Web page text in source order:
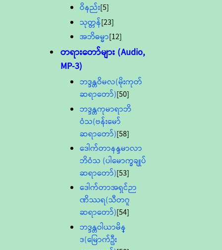
ဝိနည်း[5]
သုတ္တန်[23]
အဘိဓမ္မာ[12]
တရားတော်များ (Audio,
MP-3)
ဘဒ္ဒန္တဝိမလ(မိုးကုတ်
ဆရာတော်)[50]
ဘဒ္ဒန္တကုမာရာဘိ
ဝံသ(ဗန်းမော်
ဆရာတော်)[58]
ဒေါက်တာနန္ဒမာလာ
ဘိဝံသ (ပါမောက္ခချုပ်
ဆရာတော်)[53]
ဒေါက်တာအရှင်ဉာ
ဏိဿရ(သီတဂူ
ဆရာတော်)[54]
ဘဒ္ဒန္တဝါယာမိန္
ဒ(မြောက်ဦး